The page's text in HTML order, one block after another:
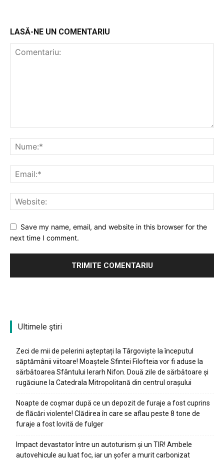
LASĂ-NE UN COMENTARIU
Save my name, email, and website in this browser for the
next time I comment.
Ultimele ştiri
Zeci de mii de pelerini așteptați la Târgoviște la începutul
săptămânii viitoare! Moaștele Sfintei Filofteia vor fi aduse la
sărbătoarea Sfântului Ierarh Nifon. Două zile de sărbătoare și
rugăciune la Catedrala Mitropolitană din centrul orașului
Noapte de coșmar după ce un depozit de furaje a fost cuprins
de flăcări violente! Clădirea în care se aflau peste 8 tone de
furaje a fost lovită de fulger
Impact devastator între un autoturism și un TIR! Ambele
autovehicule au luat foc, iar un șofer a murit carbonizat